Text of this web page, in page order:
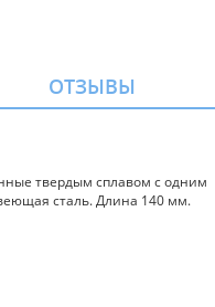
ОТЗЫВЫ
твердым сплавом с одним
сталь. Длина 140 мм.